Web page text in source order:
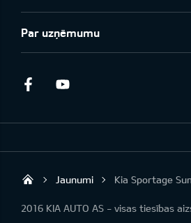
Par uzņēmumu
Facebook
KIA AUTO AS
Jaunumi Kia Sportage
2016 KIA AUTO AS - visas tiesības